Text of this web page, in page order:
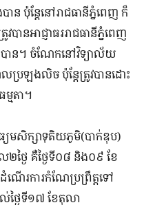
ាន ប៉ុន្តែនៅរាជធានីភ្នំពេញ ក៏
នអាជ្ញាធររាជធានីភ្នំពេញ
បាន។ ចំណែកនៅវិទ្យាល័យ
ប្រឡងលិច ប៉ុន្តែត្រូវបានដោះ
មតា។
យមសិក្សាទុតិយភូមិ(បាក់ឌុប)
ថ្ងៃ គឺថ្ងៃទី០៨ និង០៩ ខែ
ើរការកំណែប្រព្រឹត្តទៅ
ថ្ងៃទី១៧ ខែតុលា